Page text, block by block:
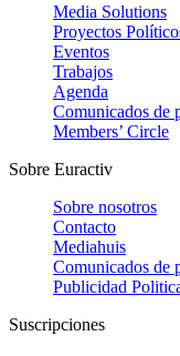
Media Solutions
Proyectos
Eventos
Trabajos
Agenda
Comunicados de
Members’ Circle
Sobre Euractiv
Sobre nosotros
Contacto
Mediahuis
Comunicados de
Publicidad
Suscripciones